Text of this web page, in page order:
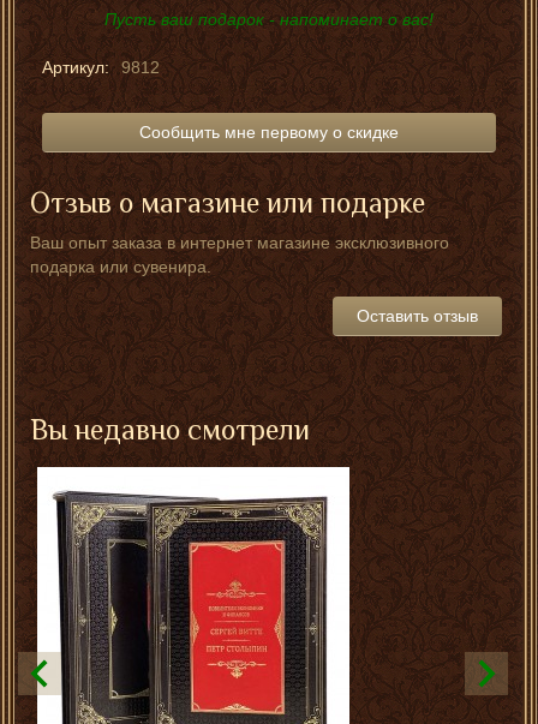
Пусть ваш подарок - напоминает о вас!
Артикул: 9812
Сообщить мне первому о скидке
Отзыв о магазине или подарке
Ваш опыт заказа в интернет магазине эксклюзивного
подарка или сувенира.
Оставить отзыв
Вы недавно смотрели